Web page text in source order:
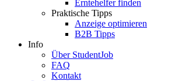
Erntehelfer finden
Praktische Tipps
Anzeige optimieren
B2B Tipps
Info
Über StudentJob
FAQ
Kontakt